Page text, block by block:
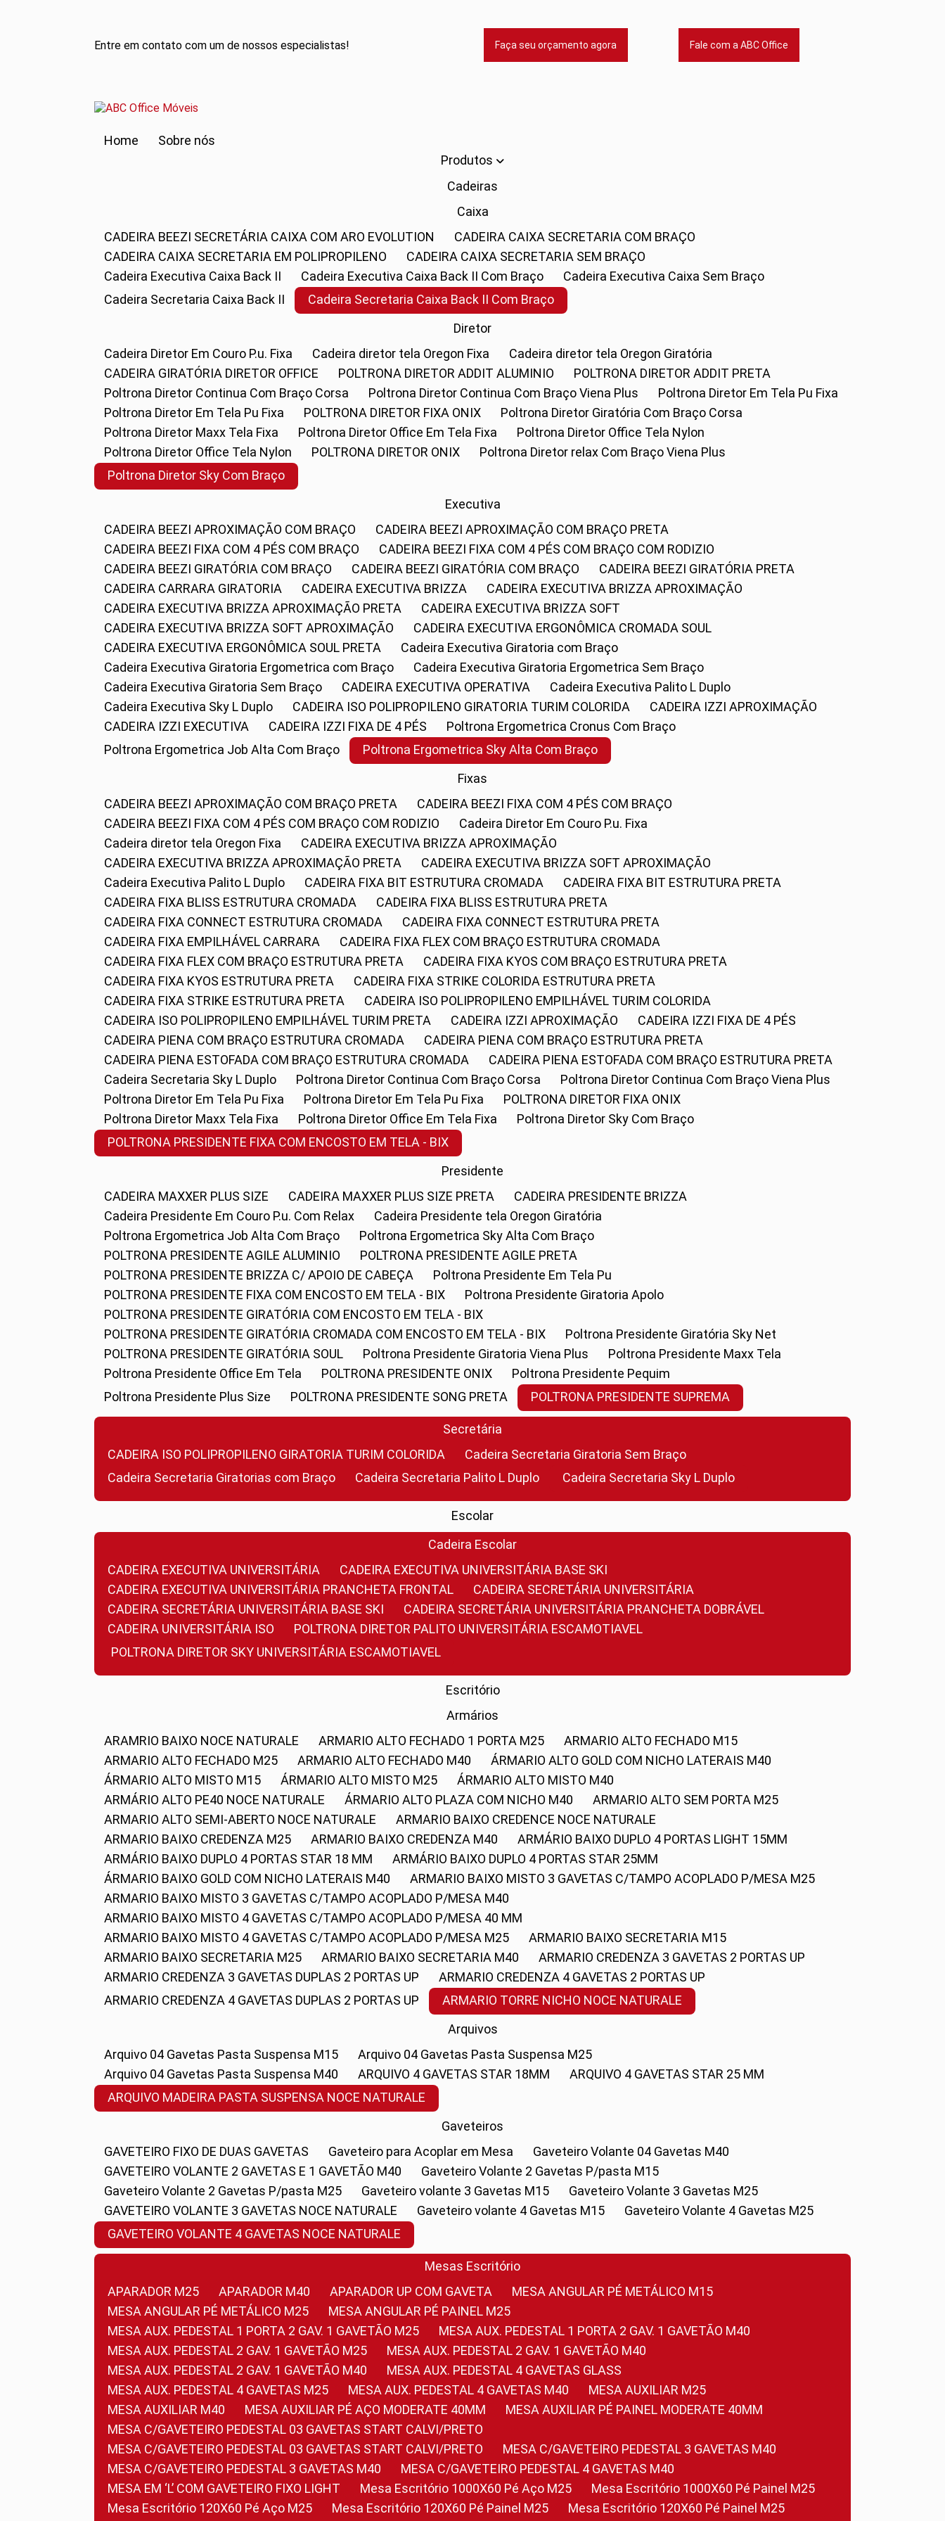
Entre em contato com um de nossos especialistas! Faça seu orçamento agora Fale com a ABC Office
Home
Sobre nós
Produtos
Cadeiras
Caixa
CADEIRA BEEZI SECRETÁRIA CAIXA COM ARO EVOLUTION
CADEIRA CAIXA SECRETARIA COM BRAÇO
CADEIRA CAIXA SECRETARIA EM POLIPROPILENO
CADEIRA CAIXA SECRETARIA SEM BRAÇO
Cadeira Executiva Caixa Back II
Cadeira Executiva Caixa Back II Com Braço
Cadeira Executiva Caixa Sem Braço
Cadeira Secretaria Caixa Back II
Cadeira Secretaria Caixa Back II Com Braço
Diretor
Cadeira Diretor Em Couro P.u. Fixa
Cadeira diretor tela Oregon Fixa
Cadeira diretor tela Oregon Giratória
CADEIRA GIRATÓRIA DIRETOR OFFICE
POLTRONA DIRETOR ADDIT ALUMINIO
POLTRONA DIRETOR ADDIT PRETA
Poltrona Diretor Continua Com Braço Corsa
Poltrona Diretor Continua Com Braço Viena Plus
Poltrona Diretor Em Tela Pu Fixa
Poltrona Diretor Em Tela Pu Fixa
POLTRONA DIRETOR FIXA ONIX
Poltrona Diretor Giratória Com Braço Corsa
Poltrona Diretor Maxx Tela Fixa
Poltrona Diretor Office Em Tela Fixa
Poltrona Diretor Office Tela Nylon
Poltrona Diretor Office Tela Nylon
POLTRONA DIRETOR ONIX
Poltrona Diretor relax Com Braço Viena Plus
Poltrona Diretor Sky Com Braço
Executiva
CADEIRA BEEZI APROXIMAÇÃO COM BRAÇO
CADEIRA BEEZI APROXIMAÇÃO COM BRAÇO PRETA
CADEIRA BEEZI FIXA COM 4 PÉS COM BRAÇO
CADEIRA BEEZI FIXA COM 4 PÉS COM BRAÇO COM RODIZIO
CADEIRA BEEZI GIRATÓRIA COM BRAÇO
CADEIRA BEEZI GIRATÓRIA COM BRAÇO
CADEIRA BEEZI GIRATÓRIA PRETA
CADEIRA CARRARA GIRATORIA
CADEIRA EXECUTIVA BRIZZA
CADEIRA EXECUTIVA BRIZZA APROXIMAÇÃO
CADEIRA EXECUTIVA BRIZZA APROXIMAÇÃO PRETA
CADEIRA EXECUTIVA BRIZZA SOFT
CADEIRA EXECUTIVA BRIZZA SOFT APROXIMAÇÃO
CADEIRA EXECUTIVA ERGONÔMICA CROMADA SOUL
CADEIRA EXECUTIVA ERGONÔMICA SOUL PRETA
Cadeira Executiva Giratoria com Braço
Cadeira Executiva Giratoria Ergometrica com Braço
Cadeira Executiva Giratoria Ergometrica Sem Braço
Cadeira Executiva Giratoria Sem Braço
CADEIRA EXECUTIVA OPERATIVA
Cadeira Executiva Palito L Duplo
Cadeira Executiva Sky L Duplo
CADEIRA ISO POLIPROPILENO GIRATORIA TURIM COLORIDA
CADEIRA IZZI APROXIMAÇÃO
CADEIRA IZZI EXECUTIVA
CADEIRA IZZI FIXA DE 4 PÉS
Poltrona Ergometrica Cronus Com Braço
Poltrona Ergometrica Job Alta Com Braço
Poltrona Ergometrica Sky Alta Com Braço
Fixas
CADEIRA BEEZI APROXIMAÇÃO COM BRAÇO PRETA
CADEIRA BEEZI FIXA COM 4 PÉS COM BRAÇO
CADEIRA BEEZI FIXA COM 4 PÉS COM BRAÇO COM RODIZIO
Cadeira Diretor Em Couro P.u. Fixa
Cadeira diretor tela Oregon Fixa
CADEIRA EXECUTIVA BRIZZA APROXIMAÇÃO
CADEIRA EXECUTIVA BRIZZA APROXIMAÇÃO PRETA
CADEIRA EXECUTIVA BRIZZA SOFT APROXIMAÇÃO
Cadeira Executiva Palito L Duplo
CADEIRA FIXA BIT ESTRUTURA CROMADA
CADEIRA FIXA BIT ESTRUTURA PRETA
CADEIRA FIXA BLISS ESTRUTURA CROMADA
CADEIRA FIXA BLISS ESTRUTURA PRETA
CADEIRA FIXA CONNECT ESTRUTURA CROMADA
CADEIRA FIXA CONNECT ESTRUTURA PRETA
CADEIRA FIXA EMPILHÁVEL CARRARA
CADEIRA FIXA FLEX COM BRAÇO ESTRUTURA CROMADA
CADEIRA FIXA FLEX COM BRAÇO ESTRUTURA PRETA
CADEIRA FIXA KYOS COM BRAÇO ESTRUTURA PRETA
CADEIRA FIXA KYOS ESTRUTURA PRETA
CADEIRA FIXA STRIKE COLORIDA ESTRUTURA PRETA
CADEIRA FIXA STRIKE ESTRUTURA PRETA
CADEIRA ISO POLIPROPILENO EMPILHÁVEL TURIM COLORIDA
CADEIRA ISO POLIPROPILENO EMPILHÁVEL TURIM PRETA
CADEIRA IZZI APROXIMAÇÃO
CADEIRA IZZI FIXA DE 4 PÉS
CADEIRA PIENA COM BRAÇO ESTRUTURA CROMADA
CADEIRA PIENA COM BRAÇO ESTRUTURA PRETA
CADEIRA PIENA ESTOFADA COM BRAÇO ESTRUTURA CROMADA
CADEIRA PIENA ESTOFADA COM BRAÇO ESTRUTURA PRETA
Cadeira Secretaria Sky L Duplo
Poltrona Diretor Continua Com Braço Corsa
Poltrona Diretor Continua Com Braço Viena Plus
Poltrona Diretor Em Tela Pu Fixa
Poltrona Diretor Em Tela Pu Fixa
POLTRONA DIRETOR FIXA ONIX
Poltrona Diretor Maxx Tela Fixa
Poltrona Diretor Office Em Tela Fixa
Poltrona Diretor Sky Com Braço
POLTRONA PRESIDENTE FIXA COM ENCOSTO EM TELA - BIX
Presidente
CADEIRA MAXXER PLUS SIZE
CADEIRA MAXXER PLUS SIZE PRETA
CADEIRA PRESIDENTE BRIZZA
Cadeira Presidente Em Couro P.u. Com Relax
Cadeira Presidente tela Oregon Giratória
Poltrona Ergometrica Job Alta Com Braço
Poltrona Ergometrica Sky Alta Com Braço
POLTRONA PRESIDENTE AGILE ALUMINIO
POLTRONA PRESIDENTE AGILE PRETA
POLTRONA PRESIDENTE BRIZZA C/ APOIO DE CABEÇA
Poltrona Presidente Em Tela Pu
POLTRONA PRESIDENTE FIXA COM ENCOSTO EM TELA - BIX
Poltrona Presidente Giratoria Apolo
POLTRONA PRESIDENTE GIRATÓRIA COM ENCOSTO EM TELA - BIX
POLTRONA PRESIDENTE GIRATÓRIA CROMADA COM ENCOSTO EM TELA - BIX
Poltrona Presidente Giratória Sky Net
POLTRONA PRESIDENTE GIRATÓRIA SOUL
Poltrona Presidente Giratoria Viena Plus
Poltrona Presidente Maxx Tela
Poltrona Presidente Office Em Tela
POLTRONA PRESIDENTE ONIX
Poltrona Presidente Pequim
Poltrona Presidente Plus Size
POLTRONA PRESIDENTE SONG PRETA POLTRONA PRESIDENTE SUPREMA
Secretária
CADEIRA ISO POLIPROPILENO GIRATORIA TURIM COLORIDA
Cadeira Secretaria Giratoria Sem Braço
Cadeira Secretaria Giratorias com Braço
Cadeira Secretaria Palito L Duplo Cadeira Secretaria Sky L Duplo
Escolar
Cadeira Escolar
CADEIRA EXECUTIVA UNIVERSITÁRIA
CADEIRA EXECUTIVA UNIVERSITÁRIA BASE SKI
CADEIRA EXECUTIVA UNIVERSITÁRIA PRANCHETA FRONTAL
CADEIRA SECRETÁRIA UNIVERSITÁRIA
CADEIRA SECRETÁRIA UNIVERSITÁRIA BASE SKI
CADEIRA SECRETÁRIA UNIVERSITÁRIA PRANCHETA DOBRÁVEL
CADEIRA UNIVERSITÁRIA ISO
POLTRONA DIRETOR PALITO UNIVERSITÁRIA ESCAMOTIAVEL
POLTRONA DIRETOR SKY UNIVERSITÁRIA ESCAMOTIAVEL
Escritório
Armários
ARAMRIO BAIXO NOCE NATURALE
ARMARIO ALTO FECHADO 1 PORTA M25
ARMARIO ALTO FECHADO M15
ARMARIO ALTO FECHADO M25
ARMARIO ALTO FECHADO M40
ÁRMARIO ALTO GOLD COM NICHO LATERAIS M40
ÁRMARIO ALTO MISTO M15
ÁRMARIO ALTO MISTO M25
ÁRMARIO ALTO MISTO M40
ARMÁRIO ALTO PE40 NOCE NATURALE
ÁRMARIO ALTO PLAZA COM NICHO M40
ARMARIO ALTO SEM PORTA M25
ARMARIO ALTO SEMI-ABERTO NOCE NATURALE
ARMARIO BAIXO CREDENCE NOCE NATURALE
ARMARIO BAIXO CREDENZA M25
ARMARIO BAIXO CREDENZA M40
ARMÁRIO BAIXO DUPLO 4 PORTAS LIGHT 15MM
ARMÁRIO BAIXO DUPLO 4 PORTAS STAR 18 MM
ARMÁRIO BAIXO DUPLO 4 PORTAS STAR 25MM
ÁRMARIO BAIXO GOLD COM NICHO LATERAIS M40
ARMARIO BAIXO MISTO 3 GAVETAS C/TAMPO ACOPLADO P/MESA M25
ARMARIO BAIXO MISTO 3 GAVETAS C/TAMPO ACOPLADO P/MESA M40
ARMARIO BAIXO MISTO 4 GAVETAS C/TAMPO ACOPLADO P/MESA 40 MM
ARMARIO BAIXO MISTO 4 GAVETAS C/TAMPO ACOPLADO P/MESA M25
ARMARIO BAIXO SECRETARIA M15
ARMARIO BAIXO SECRETARIA M25
ARMARIO BAIXO SECRETARIA M40
ARMARIO CREDENZA 3 GAVETAS 2 PORTAS UP
ARMARIO CREDENZA 3 GAVETAS DUPLAS 2 PORTAS UP
ARMARIO CREDENZA 4 GAVETAS 2 PORTAS UP
ARMARIO CREDENZA 4 GAVETAS DUPLAS 2 PORTAS UP
ARMARIO TORRE NICHO NOCE NATURALE
Arquivos
Arquivo 04 Gavetas Pasta Suspensa M15
Arquivo 04 Gavetas Pasta Suspensa M25
Arquivo 04 Gavetas Pasta Suspensa M40
ARQUIVO 4 GAVETAS STAR 18MM
ARQUIVO 4 GAVETAS STAR 25 MM
ARQUIVO MADEIRA PASTA SUSPENSA NOCE NATURALE
Gaveteiros
GAVETEIRO FIXO DE DUAS GAVETAS
Gaveteiro para Acoplar em Mesa
Gaveteiro Volante 04 Gavetas M40
GAVETEIRO VOLANTE 2 GAVETAS E 1 GAVETÃO M40
Gaveteiro Volante 2 Gavetas P/pasta M15
Gaveteiro Volante 2 Gavetas P/pasta M25
Gaveteiro volante 3 Gavetas M15
Gaveteiro Volante 3 Gavetas M25
GAVETEIRO VOLANTE 3 GAVETAS NOCE NATURALE
Gaveteiro volante 4 Gavetas M15
Gaveteiro Volante 4 Gavetas M25
GAVETEIRO VOLANTE 4 GAVETAS NOCE NATURALE
Mesas Escritório
APARADOR M25
APARADOR M40 APARADOR UP COM GAVETA
MESA ANGULAR PÉ METÁLICO M15
MESA ANGULAR PÉ METÁLICO M25
MESA ANGULAR PÉ PAINEL M25
MESA AUX. PEDESTAL 1 PORTA 2 GAV. 1 GAVETÃO M25
MESA AUX. PEDESTAL 1 PORTA 2 GAV. 1 GAVETÃO M40
MESA AUX. PEDESTAL 2 GAV. 1 GAVETÃO M25
MESA AUX. PEDESTAL 2 GAV. 1 GAVETÃO M40
MESA AUX. PEDESTAL 2 GAV. 1 GAVETÃO M40
MESA AUX. PEDESTAL 4 GAVETAS GLASS
MESA AUX. PEDESTAL 4 GAVETAS M25
MESA AUX. PEDESTAL 4 GAVETAS M40
MESA AUXILIAR M25
MESA AUXILIAR M40
MESA AUXILIAR PÉ AÇO MODERATE 40MM
MESA AUXILIAR PÉ PAINEL MODERATE 40MM
MESA C/GAVETEIRO PEDESTAL 03 GAVETAS START CALVI/PRETO
MESA C/GAVETEIRO PEDESTAL 03 GAVETAS START CALVI/PRETO
MESA C/GAVETEIRO PEDESTAL 3 GAVETAS M40
MESA C/GAVETEIRO PEDESTAL 3 GAVETAS M40
MESA C/GAVETEIRO PEDESTAL 4 GAVETAS M40
MESA EM ‘L’ COM GAVETEIRO FIXO LIGHT
Mesa Escritório 1000X60 Pé Aço M25
Mesa Escritório 1000X60 Pé Painel M25
Mesa Escritório 120X60 Pé Aço M25
Mesa Escritório 120X60 Pé Painel M25
Mesa Escritório 120X60 Pé Painel M25